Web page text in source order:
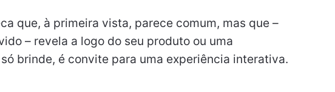
que, à primeira vista, parece comum, mas que –
– revela a logo do seu produto ou uma
brinde, é convite para uma experiência interativa.